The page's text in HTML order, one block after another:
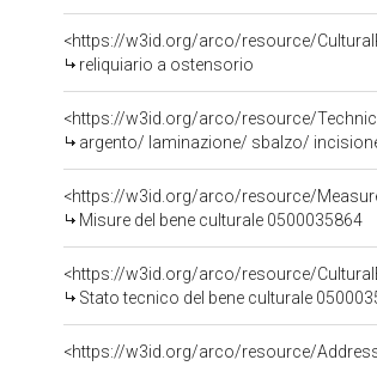
<https://w3id.org/arco/resource/
reliquiario a ostensorio
<https://w3id.org/arco/resource/
argento/ laminazione/ sbalzo/
<https://w3id.org/arco/resource/
Misure del bene culturale 0500035864
<https://w3id.org/arco/resource/
Stato tecnico del bene culturale
<https://w3id.org/arco/resource/